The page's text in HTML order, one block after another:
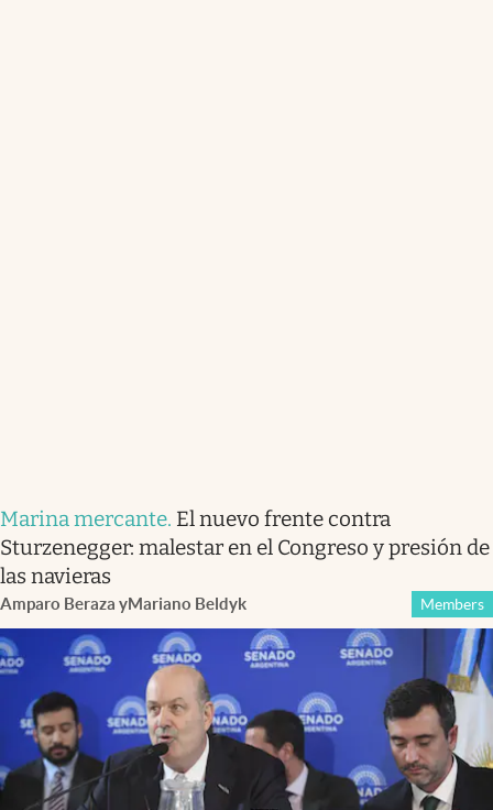
Marina mercante. El nuevo frente contra
Sturzenegger: malestar en el Congreso y presión de
las navieras
Amparo Beraza yMariano Beldyk Members